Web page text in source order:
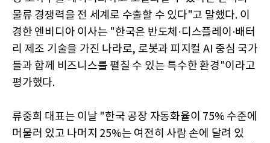
물류 경쟁력을 전 세계로 수출할 수 있다"고 말했다. 이
경한 엔비디아 이사는 "한국은 반도체·디스플레이·배터
리 제조 기술을 가진 나라로, 로봇과 피지컬 AI 중심 국가
들과 함께 비즈니스를 펼칠 수 있는 특수한 환경"이라고
평가했다.
류중희 대표는 이날 "한국 공장 자동화율이 75% 수준에
머물러 있고 나머지 25%는 여전히 사람 손에 달려 있